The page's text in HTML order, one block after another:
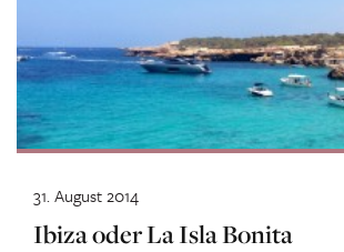
Ibiza oder La Isla Bonita
31. August 2014